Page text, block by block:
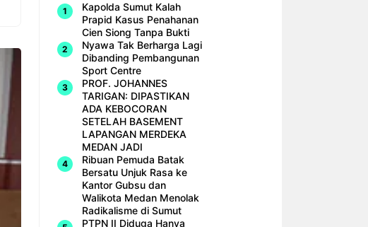
Kapolda Sumut Kalah
Prapid Kasus Penahanan
Cien Siong Tanpa Bukti
Nyawa Tak Berharga Lagi
Dibanding Pembangunan
Sport Centre
PROF. JOHANNES
TARIGAN: DIPASTIKAN
ADA KEBOCORAN
SETELAH BASEMENT
LAPANGAN MERDEKA
MEDAN JADI
Ribuan Pemuda Batak
Bersatu Unjuk Rasa ke
Kantor Gubsu dan
Walikota Medan Menolak
Radikalisme di Sumut
PTPN II Diduga Hanya